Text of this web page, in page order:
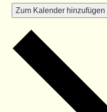
Zum Kalender hinzufügen